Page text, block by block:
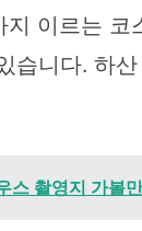
지 이르는 코
습니다. 하
스 촬영지 가볼